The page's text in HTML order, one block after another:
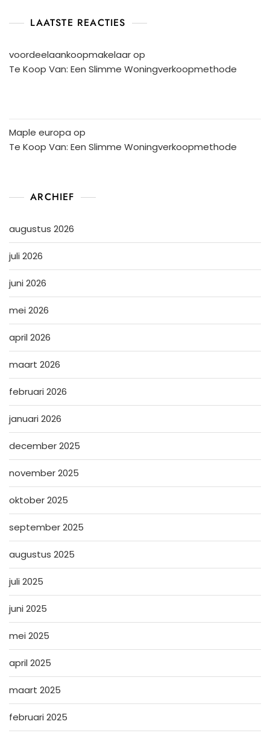
LAATSTE REACTIES
voordeelaankoopmakelaarop
Te Koop Van: Een Slimme Woningverkoopmethode
Maple europa op
Te Koop Van: Een Slimme Woningverkoopmethode
ARCHIEF
augustus 2026
juli 2026
juni 2026
mei 2026
april 2026
maart 2026
februari 2026
januari 2026
december 2025
november 2025
oktober 2025
september 2025
augustus 2025
juli 2025
juni 2025
mei 2025
april 2025
maart 2025
februari 2025